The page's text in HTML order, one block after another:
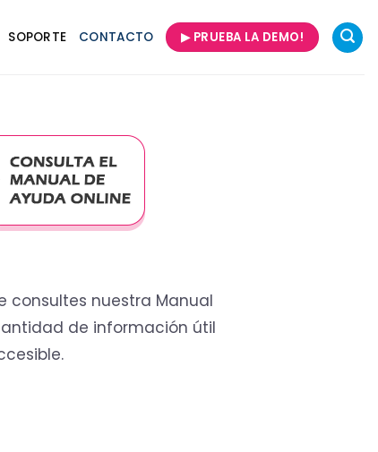
SOPORTE CONTACTO ▶ PRUEBA LA DEMO!
consultes nuestra Manual
de información útil